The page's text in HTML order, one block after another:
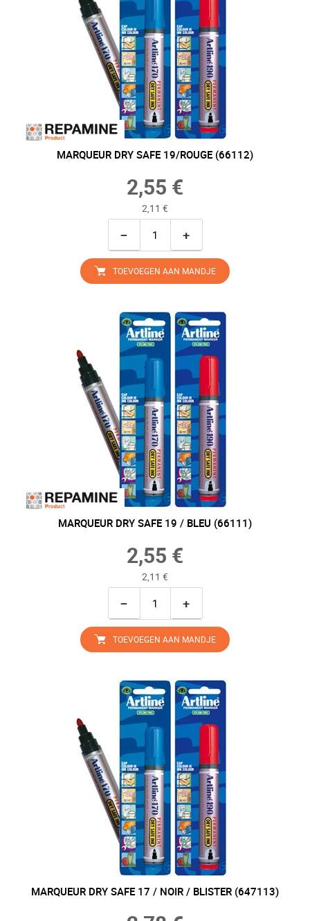
MARQUEUR DRY SAFE 19/ROUGE (66112)
2,55 €
2,11 €
− +
TOEVOEGEN AAN MANDJE
MARQUEUR DRY SAFE 19 / BLEU (66111)
2,55 €
2,11 €
− +
TOEVOEGEN AAN MANDJE
MARQUEUR DRY SAFE 17 / NOIR / BLISTER (647113)